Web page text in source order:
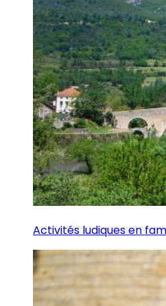
Activités ludiques en